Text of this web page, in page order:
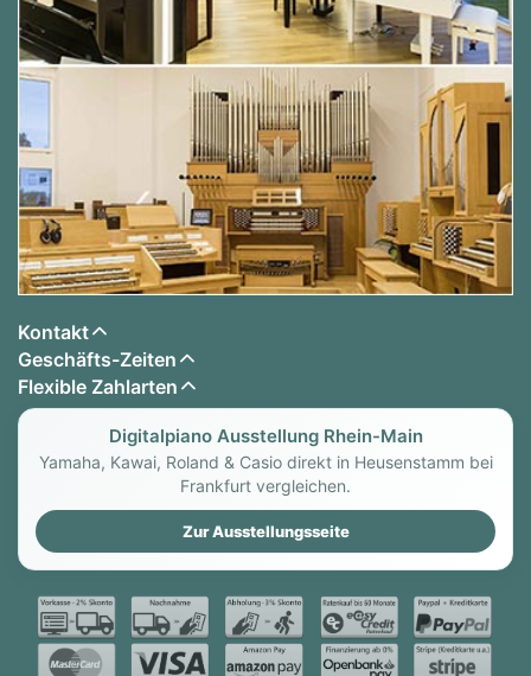
Kontakt
Geschäfts-Zeiten
Flexible Zahlarten
Digitalpiano Ausstellung Rhein-Main
Yamaha, Kawai, Roland & Casio direkt in Heusenstamm bei
Frankfurt vergleichen.
Zur Ausstellungsseite